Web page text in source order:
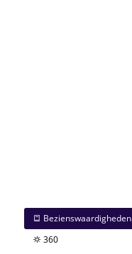
Bezienswaardigheden
360